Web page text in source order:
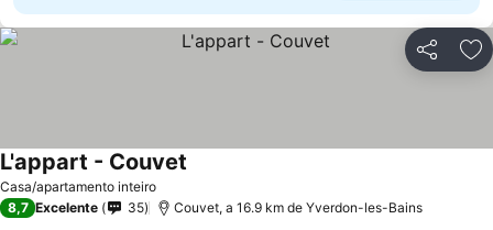
Partilhar
Casa/apartamento inteiro
L'appart - Couvet
8,7 Excelente 35 Couvet, a 16.9 km de Yverdon-les-Bains